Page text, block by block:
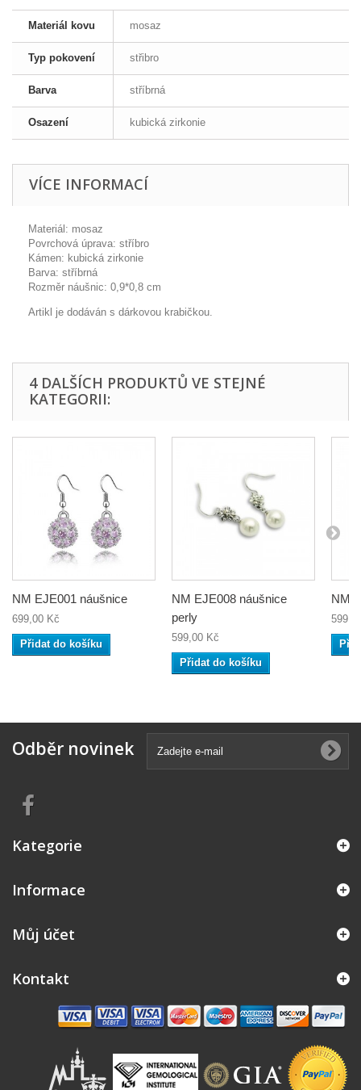
Materiál kovu mosaz
Typ pokovení střibro
Barva stříbrná
Osazení kubická zirkonie
VÍCE INFORMACÍ
Materiál: mosaz
Povrchová úprava: stříbro
Kámen: kubická zirkonie
Barva: stříbrná
Rozměr náušnic: 0,9*0,8 cm
Artikl je dodáván s dárkovou krabičkou.
4 DALŠÍCH PRODUKTŮ VE STEJNÉ
KATEGORII:
NM EJE001 náušnice
699,00 Kč
Přidat do košíku
NM EJE008 náušnice
perly
599,00 Kč
Přidat do košíku
NM
Odběr novinek
Kategorie
Informace
Můj účet
Kontakt